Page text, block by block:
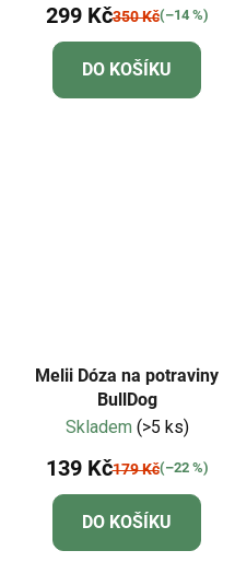
299 Kč350 Kč(–14 %)
DO KOŠÍKU
Melii Dóza na potraviny
BullDog
Skladem (>5 ks)
139 Kč179 Kč(–22 %)
DO KOŠÍKU